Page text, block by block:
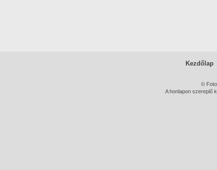
Kezdőlap
©
A honlapon szereplő